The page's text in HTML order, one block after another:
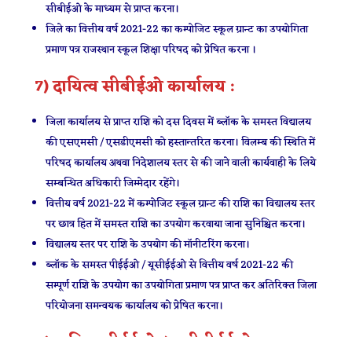
सीबीईओ के माध्यम से प्राप्त करना।
जिले का वित्तीय वर्ष 2021-22 का कम्पोजिट स्कूल ग्रान्ट का उपयोगिता
प्रमाण पत्र राजस्थान स्कूल शिक्षा परिषद को प्रेषित करना ।
7) दायित्व सीबीईओ कार्यालय :
जिला कार्यालय से प्राप्त राशि को दस दिवस में ब्लॉक के समस्त विद्यालय
की एसएमसी / एसडीएमसी को हस्तान्तरित करना। विलम्ब की स्थिति में
परिषद कार्यालय अथवा निदेशालय स्तर से की जाने वाली कार्यवाही के लिये
सम्बन्धित अधिकारी जिम्मेदार रहेंगे।
वित्तीय वर्ष 2021-22 में कम्पोजिट स्कूल ग्रान्ट की राशि का विद्यालय स्तर
पर छात्र हित में समस्त राशि का उपयोग करवाया जाना सुनिश्चित करना।
विद्यालय स्तर पर राशि के उपयोग की मॉनीटरिंग करना।
ब्लॉक के समस्त पीईईओ / यूसीईईओ से वित्तीय वर्ष 2021-22 की
सम्पूर्ण राशि के उपयोग का उपयोगिता प्रमाण पत्र प्राप्त कर अतिरिक्त जिला
परियोजना समन्वयक कार्यालय को प्रेषित करना।